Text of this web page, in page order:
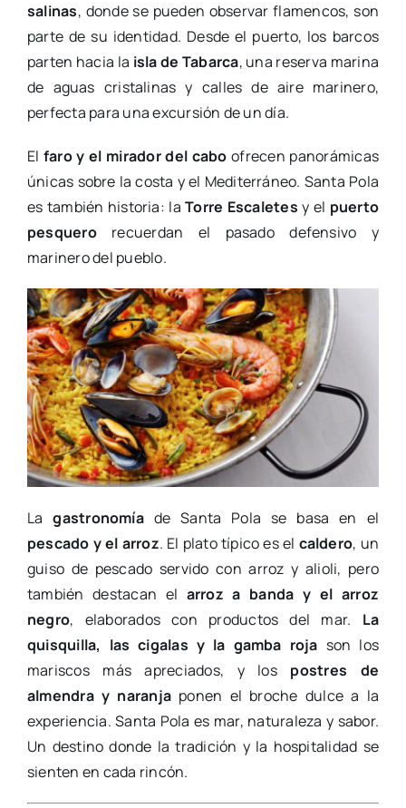
salinas, donde se pueden observar flamencos, son
parte de su identidad. Desde el puerto, los barcos
parten hacia la isla de Tabarca, una reserva marina
de aguas cristalinas y calles de aire marinero,
perfecta para una excursión de un día.
El faro y el mirador del cabo ofrecen panorámicas
únicas sobre la costa y el Mediterráneo. Santa Pola
es también historia: laTorre Escaletes y el puerto
pesquerorecuerdan el pasado defensivo y
marinero del pueblo.
Lagastronomíade Santa Pola se basa en el
pescado y el arroz. El plato típico es el caldero, un
guiso de pescado servido con arroz y alioli, pero
también destacan el arroz a banda y el arroz
negro, elaborados con productos del mar. La
quisquilla, las cigalas y la gamba roja son los
mariscos más apreciados, y los postres de
almendra y naranja ponen el broche dulce a la
experiencia. Santa Pola es mar, naturaleza y sabor.
Un destino donde la tradición y la hospitalidad se
sienten en cada rincón.